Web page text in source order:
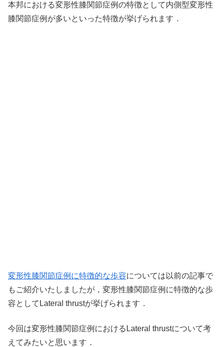
本邦における変形性膝関節症例の特徴として内側型変形性
膝関節症例が多いといった特徴が挙げられます．
変形性膝関節症例に特徴的な歩容については以前の記事で
もご紹介いたしましたが，変形性膝関節症例に特徴的な歩
容としてLateral thrustが挙げられます．
今回は変形性膝関節症例におけるLateral thrustについて考
えてみたいと思います．